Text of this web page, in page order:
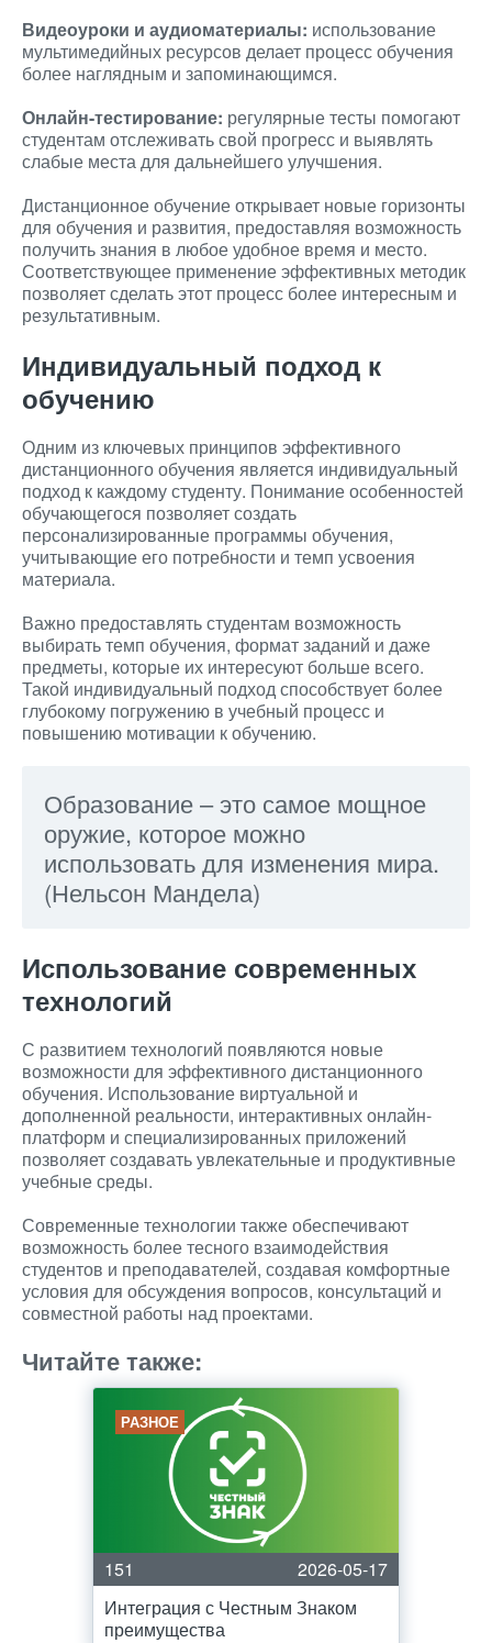
Видеоуроки и аудиоматериалы: использование
мультимедийных ресурсов делает процесс обучения
более наглядным и запоминающимся.
Онлайн-тестирование: регулярные тесты помогают
студентам отслеживать свой прогресс и выявлять
слабые места для дальнейшего улучшения.
Дистанционное обучение открывает новые горизонты
для обучения и развития, предоставляя возможность
получить знания в любое удобное время и место.
Соответствующее применение эффективных методик
позволяет сделать этот процесс более интересным и
результативным.
Индивидуальный подход к
обучению
Одним из ключевых принципов эффективного
дистанционного обучения является индивидуальный
подход к каждому студенту. Понимание особенностей
обучающегося позволяет создать
персонализированные программы обучения,
учитывающие его потребности и темп усвоения
материала.
Важно предоставлять студентам возможность
выбирать темп обучения, формат заданий и даже
предметы, которые их интересуют больше всего.
Такой индивидуальный подход способствует более
глубокому погружению в учебный процесс и
повышению мотивации к обучению.
Образование – это самое мощное
оружие, которое можно
использовать для изменения мира.
(Нельсон Мандела)
Использование современных
технологий
С развитием технологий появляются новые
возможности для эффективного дистанционного
обучения. Использование виртуальной и
дополненной реальности, интерактивных онлайн-
платформ и специализированных приложений
позволяет создавать увлекательные и продуктивные
учебные среды.
Современные технологии также обеспечивают
возможность более тесного взаимодействия
студентов и преподавателей, создавая комфортные
условия для обсуждения вопросов, консультаций и
совместной работы над проектами.
Читайте также:
РАЗНОЕ
151
2026-05-17
Интеграция с Честным Знаком
преимущества